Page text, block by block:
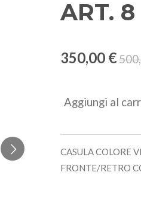
ART.
350,00 €
Aggiungi al
CASULA COLORE
FRONTE/RETRO